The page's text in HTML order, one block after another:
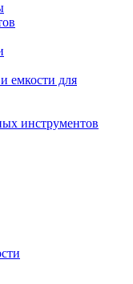
емкости для
инструментов